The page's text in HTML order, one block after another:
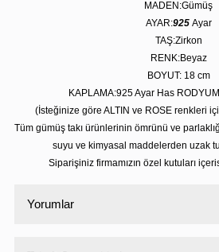
MADEN:Gümüş
AYAR:925 Ayar
TAŞ:Zirkon
RENK:Beyaz
BOYUT: 18 cm
KAPLAMA:925 Ayar Has
(İsteğinize göre ALTIN ve ROSE renkleri
Tüm gümüş takı ürünlerinin ömrünü ve
suyu ve kimyasal maddelerden uzak
Siparişiniz firmamızın özel kutuları
Yorumlar